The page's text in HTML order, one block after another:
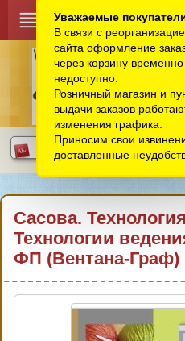
Сасова.
Технологии
ФП (Вентана-Граф)
Уважаемые
В связи с
сайта оформление
через корзину временно
недоступно.
Розничный магазин и
выдачи заказов
изменения графика.
Приносим свои
доставленные